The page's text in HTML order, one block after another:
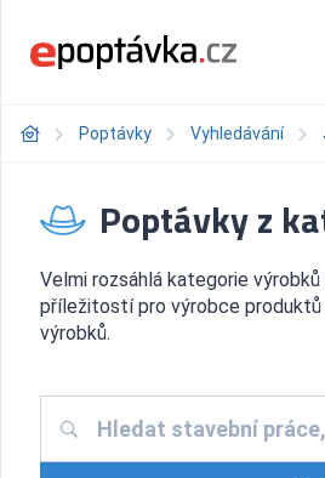
Poptávky Vyhledávání
Poptávky z
Velmi rozsáhlá kategorie
příležitostí pro výrobce
výrobků.